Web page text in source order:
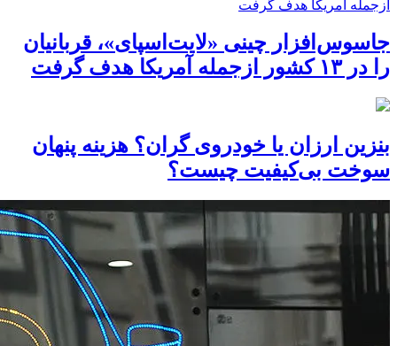
جاسوس‌افزار چینی «لایت‌اسپای»، قربانیان
را در ۱۳ کشور ازجمله آمریکا هدف گرفت
بنزین ارزان یا خودروی گران؟ هزینه پنهان
سوخت بی‌کیفیت چیست؟